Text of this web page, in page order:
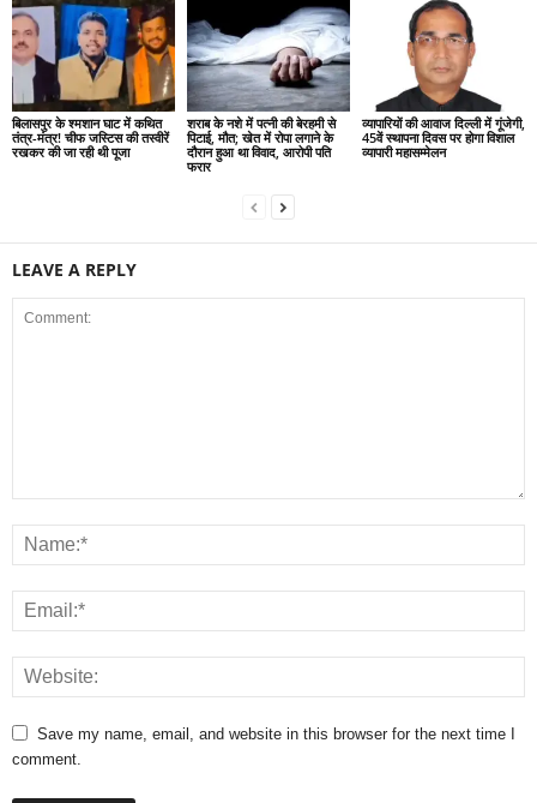
बिलासपुर के श्मशान घाट में कथित
तंत्र-मंत्र! चीफ जस्टिस की तस्वीरें
रखकर की जा रही थी पूजा
शराब के नशे में पत्नी की बेरहमी से
पिटाई, मौत; खेत में रोपा लगाने के
दौरान हुआ था विवाद, आरोपी पति
फरार
व्यापारियों की आवाज दिल्ली में गूंजेगी,
45वें स्थापना दिवस पर होगा विशाल
व्यापारी महासम्मेलन
LEAVE A REPLY
Save my name, email, and website in this browser for the next time I
comment.